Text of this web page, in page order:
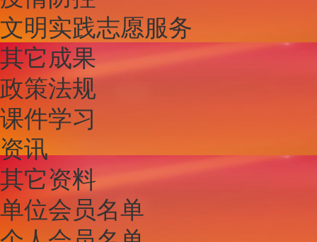
文明实践志愿服务
其它成果
政策法规
课件学习
资讯
其它资料
单位会员名单